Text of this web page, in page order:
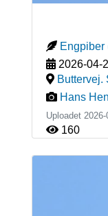
Engpiber
2026-04-
Buttervej.
Hans
Uploadet
160